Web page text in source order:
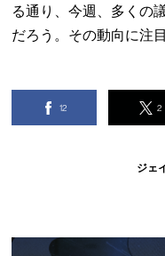
る通り、今週、多くの
だろう。その動向に注目
12 2
ジェ